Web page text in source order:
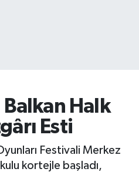
Balkan Halk
Esti
Festivali Merkez
kortejle başladı,